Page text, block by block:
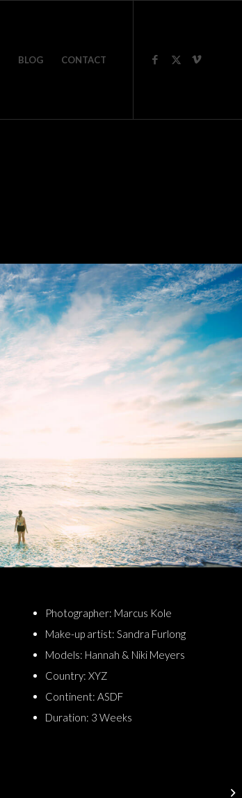
BLOG CONTACT
Photographer: Marcus Kole
Make-up artist: Sandra Furlong
Models: Hannah & Niki Meyers
Country: XYZ
Continent: ASDF
Duration: 3 Weeks